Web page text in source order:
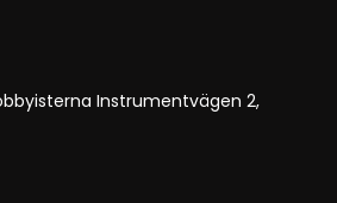
Instrumentvägen 2,